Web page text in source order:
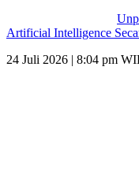
Artificial Intelligence
24 Juli 2026 | 8:04 pm